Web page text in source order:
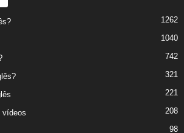
1262
1040
742
321
221
vídeos 208
98